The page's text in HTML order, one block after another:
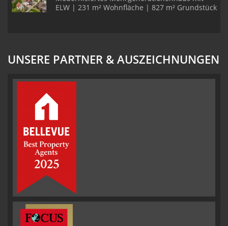
ELW | 231 m² Wohnfläche | 827 m² Grundstück
UNSERE PARTNER & AUSZEICHNUNGEN